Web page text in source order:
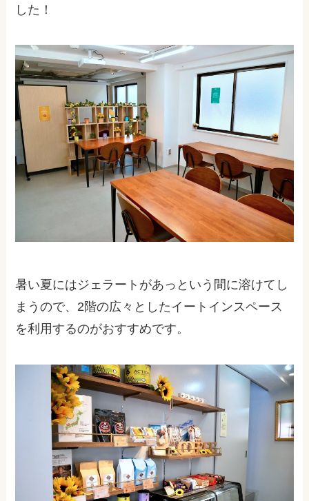
した！
暑い夏にはジェラートがあっという間に溶けてし
まうので、 2階の広々としたイートインスペース
を利用するのがおすすめです。